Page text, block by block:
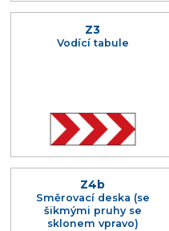
Z3
Vodící tabule
Z4b
Směrovací deska (se
šikmými pruhy se
sklonem vpravo)